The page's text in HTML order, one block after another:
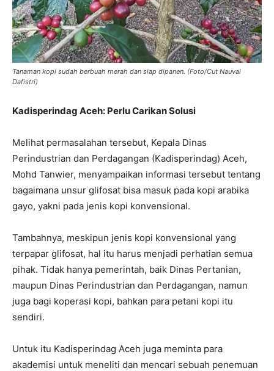
Tanaman kopi sudah berbuah merah dan siap dipanen. (Foto/Cut Nauval
Dafistri)
Kadisperindag Aceh: Perlu Carikan Solusi
Melihat permasalahan tersebut, Kepala Dinas
Perindustrian dan Perdagangan (Kadisperindag) Aceh,
Mohd Tanwier, menyampaikan informasi tersebut tentang
bagaimana unsur glifosat bisa masuk pada kopi arabika
gayo, yakni pada jenis kopi konvensional.
Tambahnya, meskipun jenis kopi konvensional yang
terpapar glifosat, hal itu harus menja­di perhatian semua
pihak. Tidak hanya pemerintah, baik Dinas Pertanian,
maupun Dinas Perindustrian dan Perdagangan, namun
juga bagi kopera­si kopi, bahkan para petani kopi itu
sendiri.
Untuk itu Kadisperindag Aceh juga meminta para
akademisi untuk meneliti dan mencari sebuah penemuan